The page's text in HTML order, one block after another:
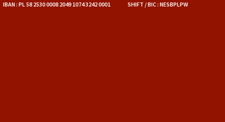
IBAN : PL 58 2530 0008 2049 1074 3242 0001
SHIFT / BIC : NESBPLPW